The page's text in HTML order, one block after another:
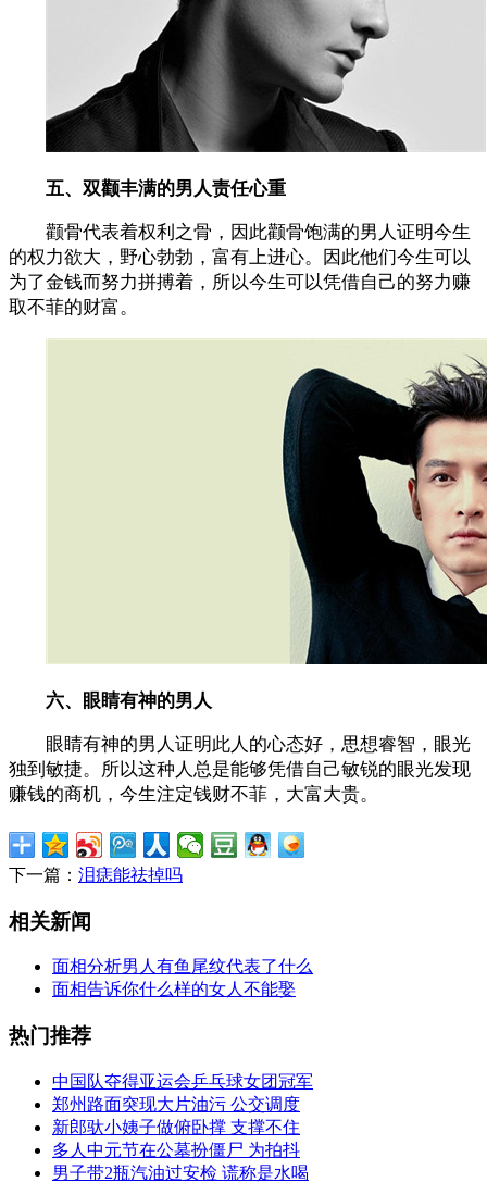
五、双颧丰满的男人责任心重
颧骨代表着权利之骨，因此颧骨饱满的男人证明今生
的权力欲大，野心勃勃，富有上进心。因此他们今生可以
为了金钱而努力拼搏着，所以今生可以凭借自己的努力赚
取不菲的财富。
六、眼睛有神的男人
眼睛有神的男人证明此人的心态好，思想睿智，眼光
独到敏捷。所以这种人总是能够凭借自己敏锐的眼光发现
赚钱的商机，今生注定钱财不菲，大富大贵。
下一篇： 泪痣能祛掉吗
相关新闻
面相分析男人有鱼尾纹代表了什么
面相告诉你什么样的女人不能娶
热门推荐
中国队夺得亚运会乒乓球女团冠军
郑州路面突现大片油污 公交调度
新郎驮小姨子做俯卧撑 支撑不住
多人中元节在公墓扮僵尸 为拍抖
男子带2瓶汽油过安检 谎称是水喝